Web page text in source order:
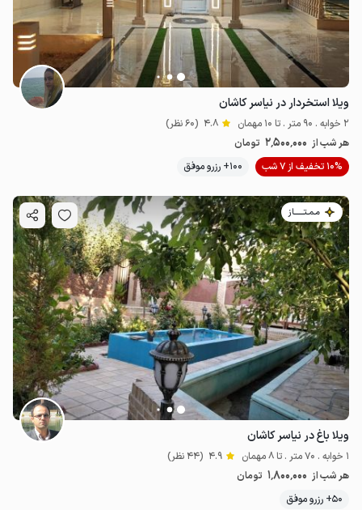
ویلا استخردار در نیاسر کاشان
2 خوابه . 90 متر . تا 10 مهمان 4.8 (60 نظر)
هر شب از 2٬500٬000 تومان
10% تخفیف از 7 شب
100+ رزرو موفق
مـمـتــــــاز
ویلا باغ در نیاسر کاشان
1 خوابه . 70 متر . تا 8 مهمان 4.9 (44 نظر)
هر شب از 1٬800٬000 تومان
50+ رزرو موفق